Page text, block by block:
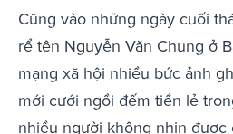
Cũng vào những ngày cuối
rể tên Nguyễn Văn Chung ở
mạng xã hội nhiều bức ảnh
mới cưới ngồi đếm tiền lẻ
nhiều người không nhịn được